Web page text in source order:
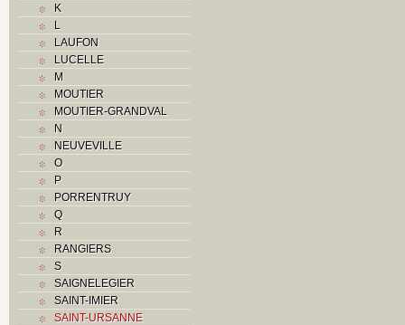
K
L
LAUFON
LUCELLE
M
MOUTIER
MOUTIER-GRANDVAL
N
NEUVEVILLE
O
P
PORRENTRUY
Q
R
RANGIERS
S
SAIGNELEGIER
SAINT-IMIER
SAINT-URSANNE